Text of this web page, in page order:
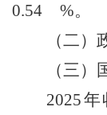
0.54
%。
（二）
（三）
2025年